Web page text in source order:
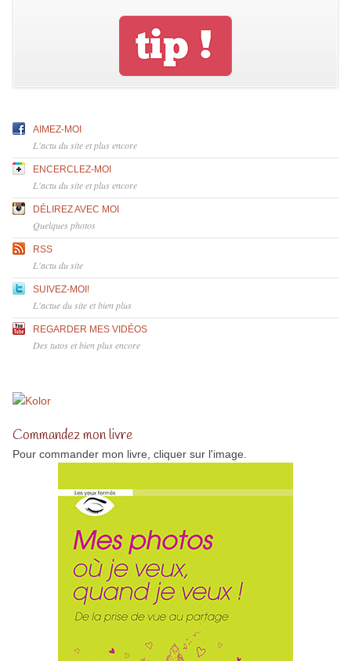
AIMEZ-MOI
L'actu du site et plus encore
ENCERCLEZ-MOI
L'actu du site et plus encore
DÉLIREZ AVEC MOI
Quelques photos
RSS
L'actu du site
SUIVEZ-MOI!
L'actue du site et bien plus
REGARDER MES VIDÉOS
Des tutos et bien plus encore
Commandez mon livre
Pour commander mon livre, cliquer sur l'image.